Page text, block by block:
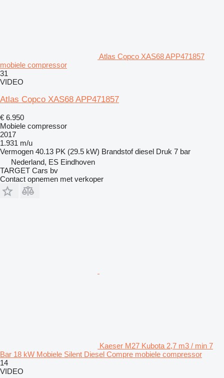
Atlas Copco XAS68 APP471857
mobiele compressor
31
VIDEO
Atlas Copco XAS68 APP471857
€ 6.950
Mobiele compressor
2017
1.931 m/u
Vermogen 40.13 PK (29.5 kW) Brandstof diesel Druk 7 bar
Nederland, ES Eindhoven
TARGET Cars bv
Contact opnemen met verkoper
Kaeser M27 Kubota 2,7 m3 / min 7
Bar 18 kW Mobiele Silent Diesel Compre mobiele compressor
14
VIDEO